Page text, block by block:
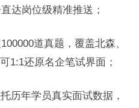
达岗位级精准推送；
道真题，覆盖北森、
1:1还原名企笔试界面；
历年学员真实面试数据，